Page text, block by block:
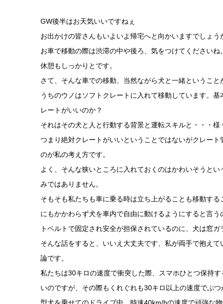
GW後半はお天気いいですねぇ
お出かけの皆さんもいよいよ帰宅へと向かいますでしょう
お車で移動の際は渋滞の中や後ろ、気をつけてくださいね。
休憩もしっかりとです。
さて、そんな車での移動、当然ながら犬と一緒ということ
うちのウノはソフトクレートに入れて移動しています。
レートがいいのか？
それはその犬と人と行動する背景と運転スキルと・・・様
つまり絶対クレートがいいということではないがクレー
のが私の考え方です。
よく、そんな狭いところに入れておくのはかわいそうと
みではありません。
そもそも私たちも車に乗る時は立ち上がることも移動す
にもかかわらず犬を車内で自由に動けるようにすると言
トベルトで固定され安全が担保されているのに、犬は窓ガ
そんな話をすると、いいえ大丈夫です、私が両手で抱え
論です。
私たちは30キロの速度で衝突した際、スマホひとつ保持
いのですが、その際もくれぐれも30キロ以上の速度でぶ